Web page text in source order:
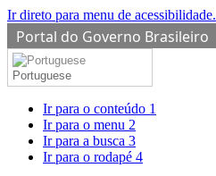
Ir direto para menu de acessibilidade.
Portal do Governo Brasileiro
Portuguese
Ir para o conteúdo 1
Ir para o menu 2
Ir para a busca 3
Ir para o rodapé 4